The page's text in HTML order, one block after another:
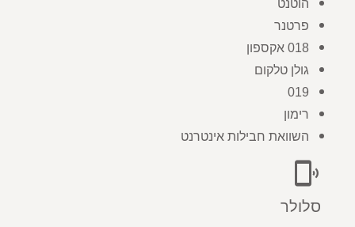
הוטנט
פרטנר
018 אקספון
גולן טלקום
019
רימון
השוואת חבילות אינטרנט
phonelink_ring
סלולר